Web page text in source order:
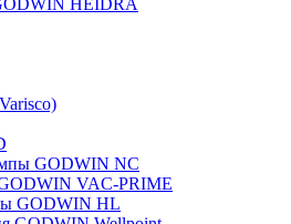
HEIDRA
GODWIN NC
VAC-PRIME
GODWIN HL